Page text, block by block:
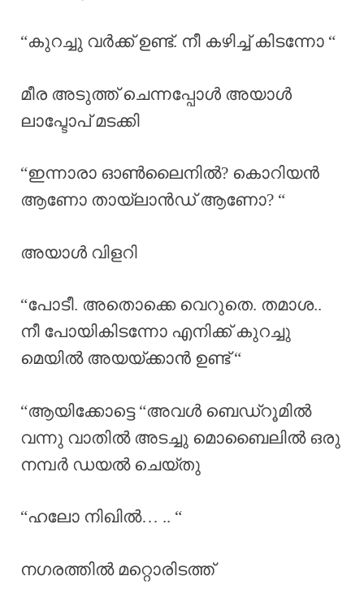
“കുറച്ചു വർക്ക്‌ ഉണ്ട്. നീ കഴിച്ച് കിടന്നോ “
മീര അടുത്ത് ചെന്നപ്പോൾ അയാൾ
ലാപ്ടോപ് മടക്കി
“ഇന്നാരാ ഓൺലൈനിൽ? കൊറിയൻ
ആണോ തായ്ലാൻഡ് ആണോ? “
അയാൾ വിളറി
“പോടീ. അതൊക്കെ വെറുതെ. തമാശ..
നീ പോയികിടന്നോ എനിക്ക് കുറച്ചു
മെയിൽ അയയ്ക്കാൻ ഉണ്ട് “
“ആയിക്കോട്ടെ “അവൾ ബെഡ്‌റൂമിൽ
വന്നു വാതിൽ അടച്ചു മൊബൈലിൽ ഒരു
നമ്പർ ഡയൽ ചെയ്തു
“ഹലോ നിഖിൽ… .. “
നഗരത്തിൽ മറ്റൊരിടത്ത്